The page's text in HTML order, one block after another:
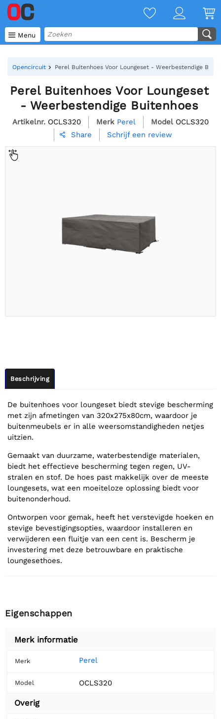
 Menu
Opencircuit Perel Buitenhoes Voor Loungeset - Weerbestendige
Perel Buitenhoes Voor Loungeset
- Weerbestendige Buitenhoes
Artikelnr. OCLS320 Merk Perel Model OCLS320
 Share Schrijf een review
Beschrijving
De buitenhoes voor loungeset biedt stevige bescherming
met zijn afmetingen van 320x275x80cm, waardoor je
buitenmeubels er in alle weersomstandigheden netjes
uitzien.
Gemaakt van duurzame, waterbestendige materialen,
biedt het effectieve bescherming tegen regen, UV-
stralen en stof. De hoes past makkelijk over de meeste
loungesets, wat een moeiteloze oplossing biedt voor
buitenonderhoud.
Ontworpen voor gemak, heeft het verstevigde hoeken en
stevige bevestigingsopties, waardoor installeren en
verwijderen een fluitje van een cent is. Bescherm je
investering met deze betrouwbare en praktische
loungesethoes.
Eigenschappen
Merk informatie
Merk Perel
Model OCLS320
Overig